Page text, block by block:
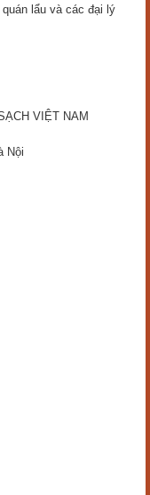
lẩu và các đại lý
VIỆT NAM
Nội